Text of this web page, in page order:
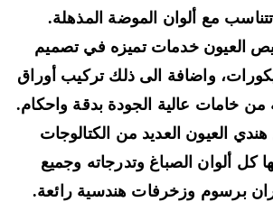
مع ألوان الموضة المذهلة.
خدمات تميزه في تصميم
واضافة الى ذلك تركيب أوراق
خامات عالية الجودة بدقة واحكام.
العيون العديد من الكتالوجات
ألوان الصباغ وتدرجاته وجميع
برسوم وزخرفات هندسية رائعة.